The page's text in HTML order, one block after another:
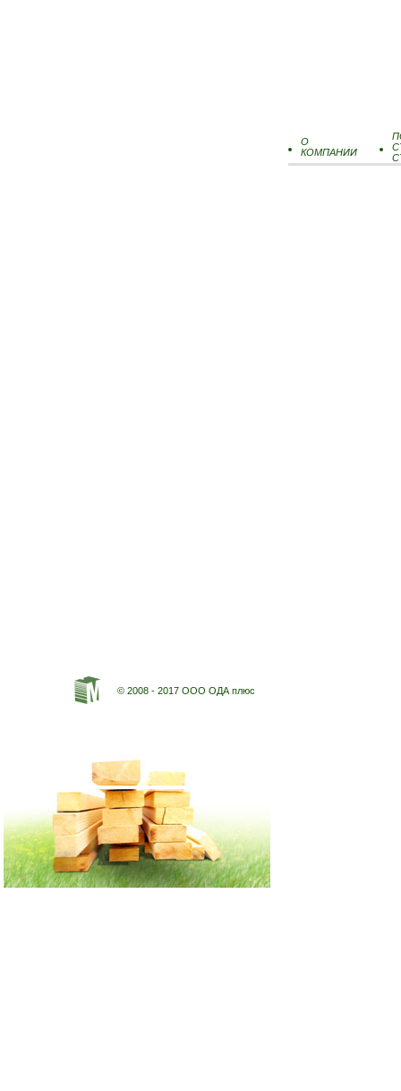
© 2008 - 2017 ООО ОДА плюс
О
КОМПАНИИ